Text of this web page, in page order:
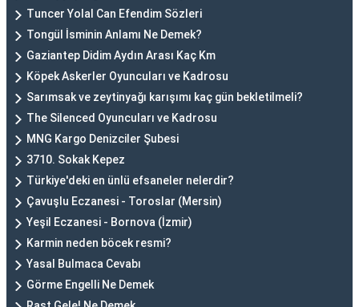
Tuncer Yolal Can Efendim Sözleri
Tongül İsminin Anlamı Ne Demek?
Gaziantep Didim Aydın Arası Kaç Km
Köpek Askerler Oyuncuları ve Kadrosu
Sarımsak ve zeytinyağı karışımı kaç gün bekletilmeli?
The Silenced Oyuncuları ve Kadrosu
MNG Kargo Denizciler Şubesi
3710. Sokak Kepez
Türkiye'deki en ünlü efsaneler nelerdir?
Çavuşlu Eczanesi - Toroslar (Mersin)
Yeşil Eczanesi - Bornova (İzmir)
Karmin neden böcek resmi?
Yasal Bulmaca Cevabı
Görme Engelli Ne Demek